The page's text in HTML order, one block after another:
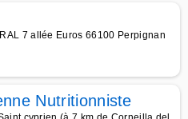
7 allée Euros 66100 Perpignan
Nutritionniste